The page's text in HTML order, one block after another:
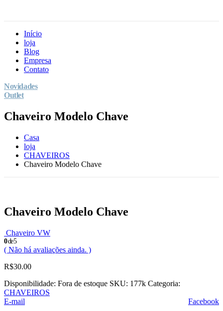
Início
loja
Blog
Empresa
Contato
Novidades
Outlet
Chaveiro Modelo Chave
Casa
loja
CHAVEIROS
Chaveiro Modelo Chave
Chaveiro Modelo Chave
Chaveiro VW
0de 5
( Não há avaliações ainda. )
R$30.00
Disponibilidade: Fora de estoque SKU: 177k Categoria:
CHAVEIROS
Facebook
E-mail